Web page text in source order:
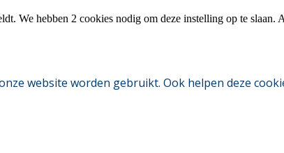
We hebben 2 cookies nodig om deze instelling op te slaan.
website worden gebruikt. Ook helpen deze